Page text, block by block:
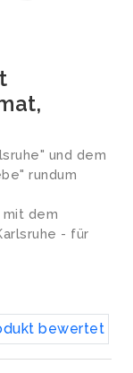
und dem
rundum
mit dem
- für
bewertet